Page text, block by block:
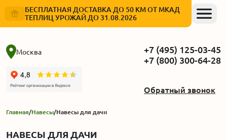
БЕСПЛАТНАЯ ДОСТАВКА ДО 50 КМ ОТ МКАД
ТЕПЛИЦ УРОЖАЙ ДО 31.08.2026
Москва
+7 (495) 125-03-45
+7 (800) 300-64-28
Обратный звонок
Главная/Навесы/Навесы для дачи
НАВЕСЫ ДЛЯ ДАЧИ